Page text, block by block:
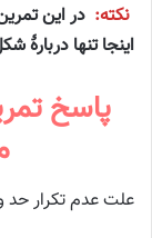
نکته: در این
اینجا تنها
علت عدم تکرار حد